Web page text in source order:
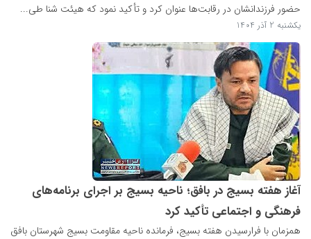
حضور فرزندانشان در رقابت‌ها عنوان کرد و تأکید نمود که هیئت شنا طی...
یکشنبه 2 آذر 1404
آغاز هفته بسیج در بافق؛ ناحیه بسیج بر اجرای برنامه‌های
فرهنگی و اجتماعی تأکید کرد
همزمان با فرارسیدن هفته بسیج، فرمانده ناحیه مقاومت بسیج شهرستان بافق